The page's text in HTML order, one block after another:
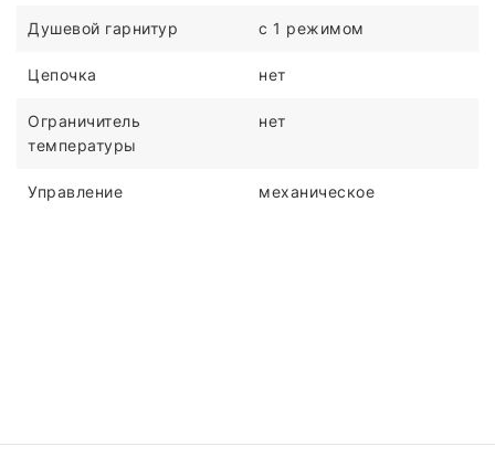
Душевой гарнитур с 1 режимом
Цепочка нет
Ограничитель
температуры
нет
Управление механическое